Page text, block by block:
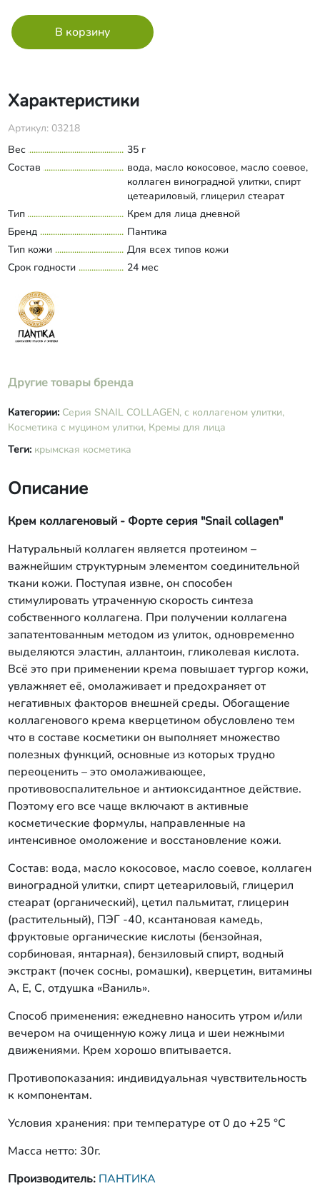
Характеристики
Артикул: 03218
Вес
35 г
Состав
вода, масло кокосовое, масло соевое,
коллаген виноградной улитки, спирт
цетеариловый, глицерил стеарат
(органический), цетил пальмитат,
глицерин (растительный), ПЭГ -40,
ксантановая камедь, фруктовые
органические кислоты (бензойная,
сорбиновая, янтарная), бензиловый
Развернуть состав
Тип
Крем для лица дневной
Бренд
Пантика
Тип кожи
Для всех типов кожи
Срок годности
24 мес
Другие товары бренда
Категории: Серия SNAIL COLLAGEN, с коллагеном улитки,
Косметика с муцином улитки, Кремы для лица
Теги: крымская косметика
Описание
Крем коллагеновый - Форте серия "Snail collagen"
Натуральный коллаген является протеином –
важнейшим структурным элементом соединительной
ткани кожи. Поступая извне, он способен
стимулировать утраченную скорость синтеза
собственного коллагена. При получении коллагена
запатентованным методом из улиток, одновременно
выделяются эластин, аллантоин, гликолевая кислота.
Всё это при применении крема повышает тургор кожи,
увлажняет её, омолаживает и предохраняет от
негативных факторов внешней среды. Обогащение
коллагенового крема кверцетином обусловлено тем
что в составе косметики он выполняет множество
полезных функций, основные из которых трудно
переоценить – это омолаживающее,
противовоспалительное и антиоксидантное действие.
Поэтому его все чаще включают в активные
косметические формулы, направленные на
интенсивное омоложение и восстановление кожи.
Состав: вода, масло кокосовое, масло соевое, коллаген
виноградной улитки, спирт цетеариловый, глицерил
стеарат (органический), цетил пальмитат, глицерин
(растительный), ПЭГ -40, ксантановая камедь,
фруктовые органические кислоты (бензойная,
сорбиновая, янтарная), бензиловый спирт, водный
экстракт (почек сосны, ромашки), кверцетин, витамины
А, Е, С, отдушка «Ваниль».
Способ применения: ежедневно наносить утром и/или
вечером на очищенную кожу лица и шеи нежными
движениями. Крем хорошо впитывается.
Противопоказания: индивидуальная чувствительность
к компонентам.
Условия хранения: при температуре от 0 до +25 °С
Масса нетто: 30г.
Производитель: ПАНТИКА